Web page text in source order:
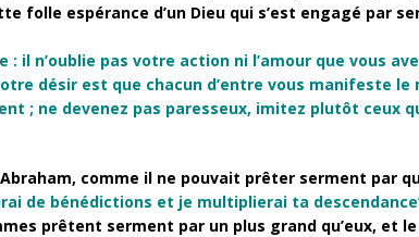
folle espérance d’un Dieu qui s’est engagé par
: il n’oublie pas votre action ni l’amour que vous
désir est que chacun d’entre vous manifeste le
; ne devenez pas paresseux, imitez plutôt ceux
comme il ne pouvait prêter serment par
de bénédictions et je multiplierai ta
prêtent serment par un plus grand qu’eux,